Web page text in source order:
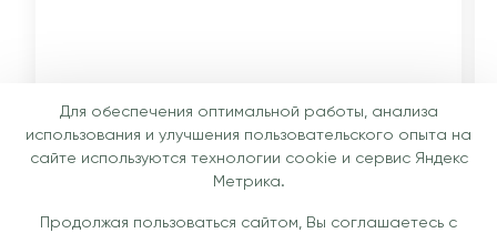
Андрей, 34 года, Химки
Капельница для печени
Для обеспечения оптимальной работы, анализа
использования и улучшения пользовательского опыта на
сайте используются технологии cookie и сервис Яндекс
Метрика.
Продолжая пользоваться сайтом, Вы соглашаетесь с